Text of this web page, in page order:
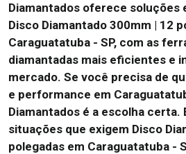
Diamantados oferece soluções
Disco Diamantado 300mm | 12
Caraguatatuba - SP, com as
diamantadas mais eficientes e
mercado. Se você precisa de
e performance em
Diamantados é a escolha certa.
situações que exigem Disco
polegadas em Caraguatatuba -